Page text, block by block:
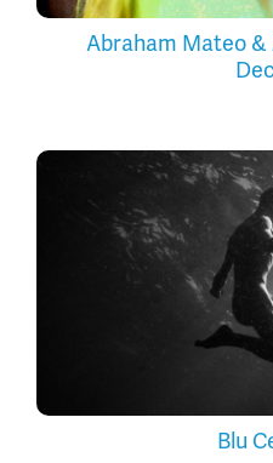
Abraham Mateo &
Blu